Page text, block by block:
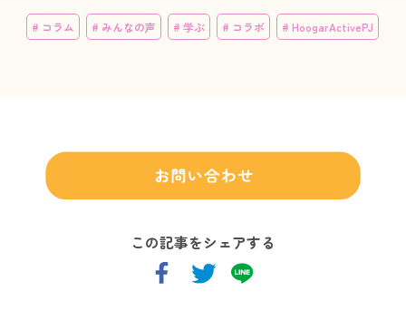
# コラム # みんなの声 # 学ぶ # コラボ # HoogarActivePJ
この記事をシェアする